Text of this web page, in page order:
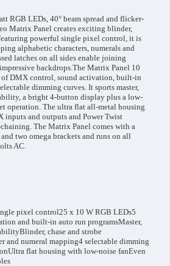
RGB LEDs, 40° beam spread and flicker-
Matrix Panel creates exciting blinder,
powerful single pixel control, it is
alphabetic characters, numerals and
latches on all sides enable joining
backdrops.The Matrix Panel 10
of DMX control, sound activation, built-in
dimming curves. It sports master,
a bright 4-button display plus a low-
operation. The ultra flat all-metal housing
inputs and outputs and Power Twist
The Matrix Panel comes with a
two omega brackets and runs on all
AC.
pixel control25 x 10 W RGB LEDs5
and built-in auto run programsMaster,
chase and strobe
and numeral mapping4 selectable dimming
flat housing with low-noise fanEven